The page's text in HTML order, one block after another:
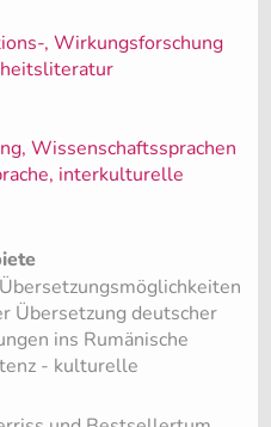
, Wirkungsforschung
Wissenschaftssprachen
interkulturelle
Übersetzung deutscher
ins Rumänische
- kulturelle